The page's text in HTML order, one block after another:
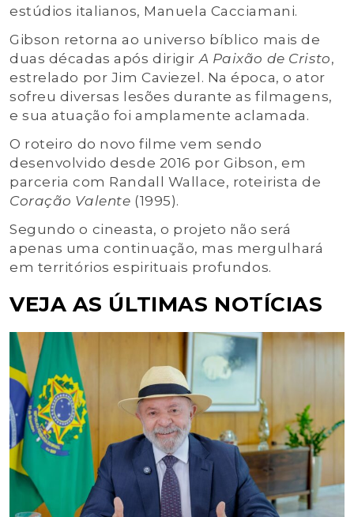
estúdios italianos, Manuela Cacciamani.
Gibson retorna ao universo bíblico mais de
duas décadas após dirigirA Paixão de Cristo,
estrelado por Jim Caviezel. Na época, o ator
sofreu diversas lesões durante as filmagens,
e sua atuação foi amplamente aclamada.
O roteiro do novo filme vem sendo
desenvolvido desde 2016 por Gibson, em
parceria com Randall Wallace, roteirista de
Coração Valente (1995).
Segundo o cineasta, o projeto não será
apenas uma continuação, mas mergulhará
em territórios espirituais profundos.
VEJA AS ÚLTIMAS NOTÍCIAS